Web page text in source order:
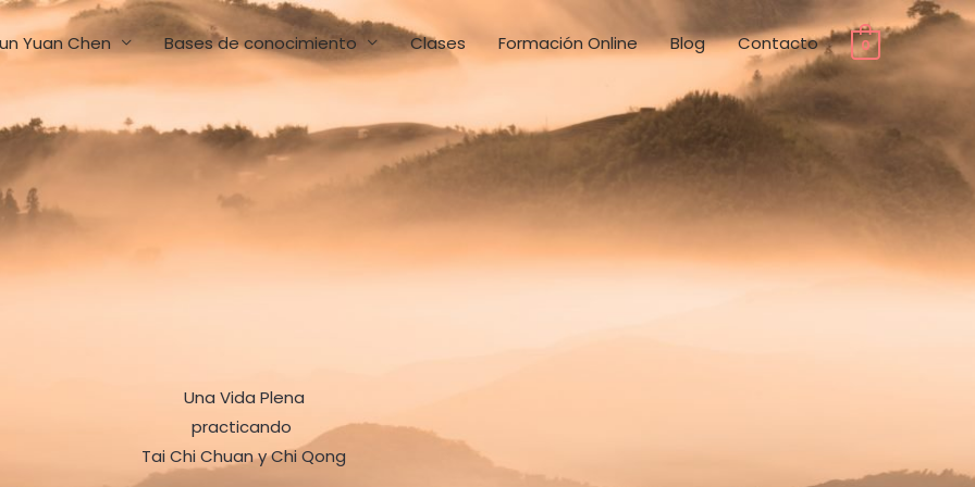
Yuan Chen Bases de conocimiento Clases Formación Online Blog Contacto 0
Una Vida Plena
practicando
Tai Chi Chuan y Chi Qong